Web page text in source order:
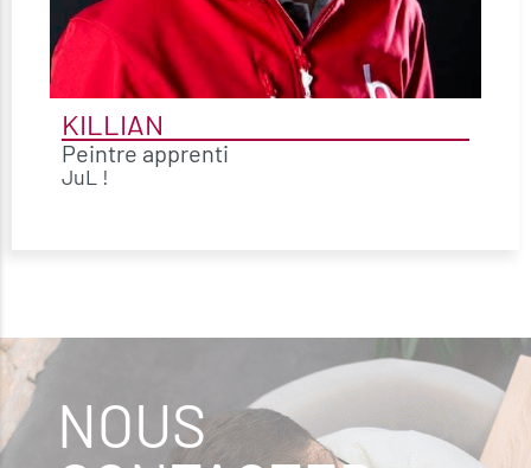
KILLIAN
Peintre apprenti
JuL !
NOUS